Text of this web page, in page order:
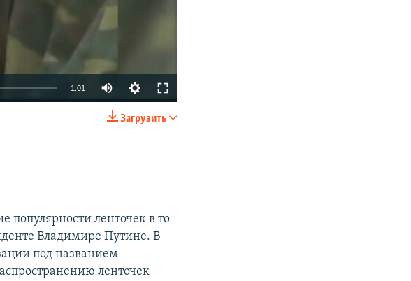
SHARE
1:01
Загрузить
популярности ленточек в то
Владимире Путине. В
под названием
ленточек